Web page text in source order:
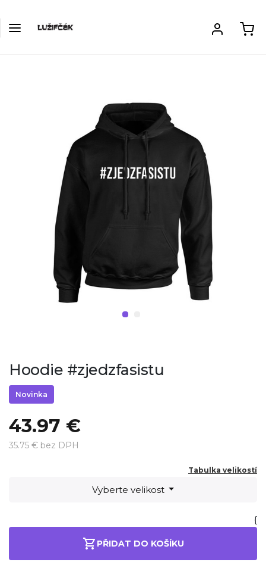
Hoodie #zjedzfasistu
Novinka
43.97 €
35.75 € bez DPH
Tabulka velikostí
Vyberte velikost
{
PŘIDAT DO KOŠÍKU